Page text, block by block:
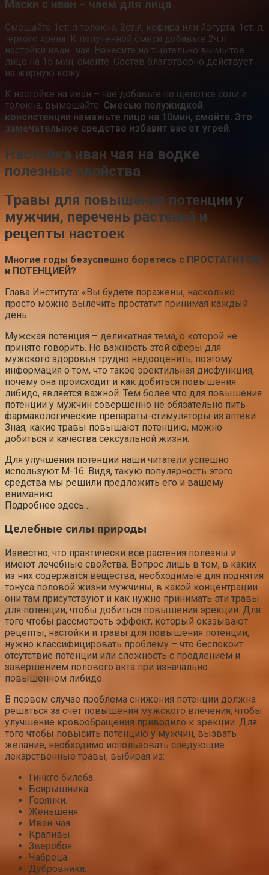
Маски с иван – чаем для лица
Смешайте 1ст. л толокна, 2ст.л. кефира или йогурта, 1ст. л.
тертого хрена. К полученной смеси добавьте 2ч.л
настойки иван- чая. Нанесите на тщательно вымытое
лицо на 15 мин, смойте. Состав благотворно действует
на жирную кожу.
К настойке на иван – чае добавьте по щепотке соли и
толокна, вымешайте. Смесью полужидкой
консистенции намажьте лицо на 10мин, смойте. Это
замечательное средство избавит вас от угрей.
Настойка иван чая на водке
полезные свойства
Травы для повышения потенции у
мужчин, перечень растений и
рецепты настоек
Многие годы безуспешно боретесь с ПРОСТАТИТОМ
и ПОТЕНЦИЕЙ?
Глава Института: «Вы будете поражены, насколько
просто можно вылечить простатит принимая каждый
день.
Мужская потенция – деликатная тема, о которой не
принято говорить. Но важность этой сферы для
мужского здоровья трудно недооценить, поэтому
информация о том, что такое эректильная дисфункция,
почему она происходит и как добиться повышения
либидо, является важной. Тем более что для повышения
потенции у мужчин совершенно не обязательно пить
фармакологические препараты-стимуляторы из аптеки.
Зная, какие травы повышают потенцию, можно
добиться и качества сексуальной жизни.
Для улучшения потенции наши читатели успешно
используют M-16. Видя, такую популярность этого
средства мы решили предложить его и вашему
вниманию.
Подробнее здесь…
Целебные силы природы
Известно, что практически все растения полезны и
имеют лечебные свойства. Вопрос лишь в том, в каких
из них содержатся вещества, необходимые для поднятия
тонуса половой жизни мужчины, в какой концентрации
они там присутствуют и как нужно принимать эти травы
для потенции, чтобы добиться повышения эрекции. Для
того чтобы рассмотреть эффект, который оказывают
рецепты, настойки и травы для повышения потенции,
нужно классифицировать проблему – что беспокоит:
отсутствие потенции или сложность с продлением и
завершением полового акта при изначально
повышенном либидо.
В первом случае проблема снижения потенции должна
решаться за счет повышения мужского влечения, чтобы
улучшение кровообращения приводило к эрекции. Для
того чтобы повысить потенцию у мужчин, вызвать
желание, необходимо использовать следующие
лекарственные травы, выбирая из:
Гинкго билоба.
Боярышника.
Горянки.
Женьшеня.
Иван-чая.
Крапивы.
Зверобоя.
Чабреца.
Дубровника.